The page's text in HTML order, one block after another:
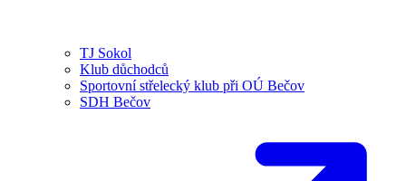
TJ Sokol
Klub důchodců
Sportovní střelecký klub při OÚ Bečov
SDH Bečov